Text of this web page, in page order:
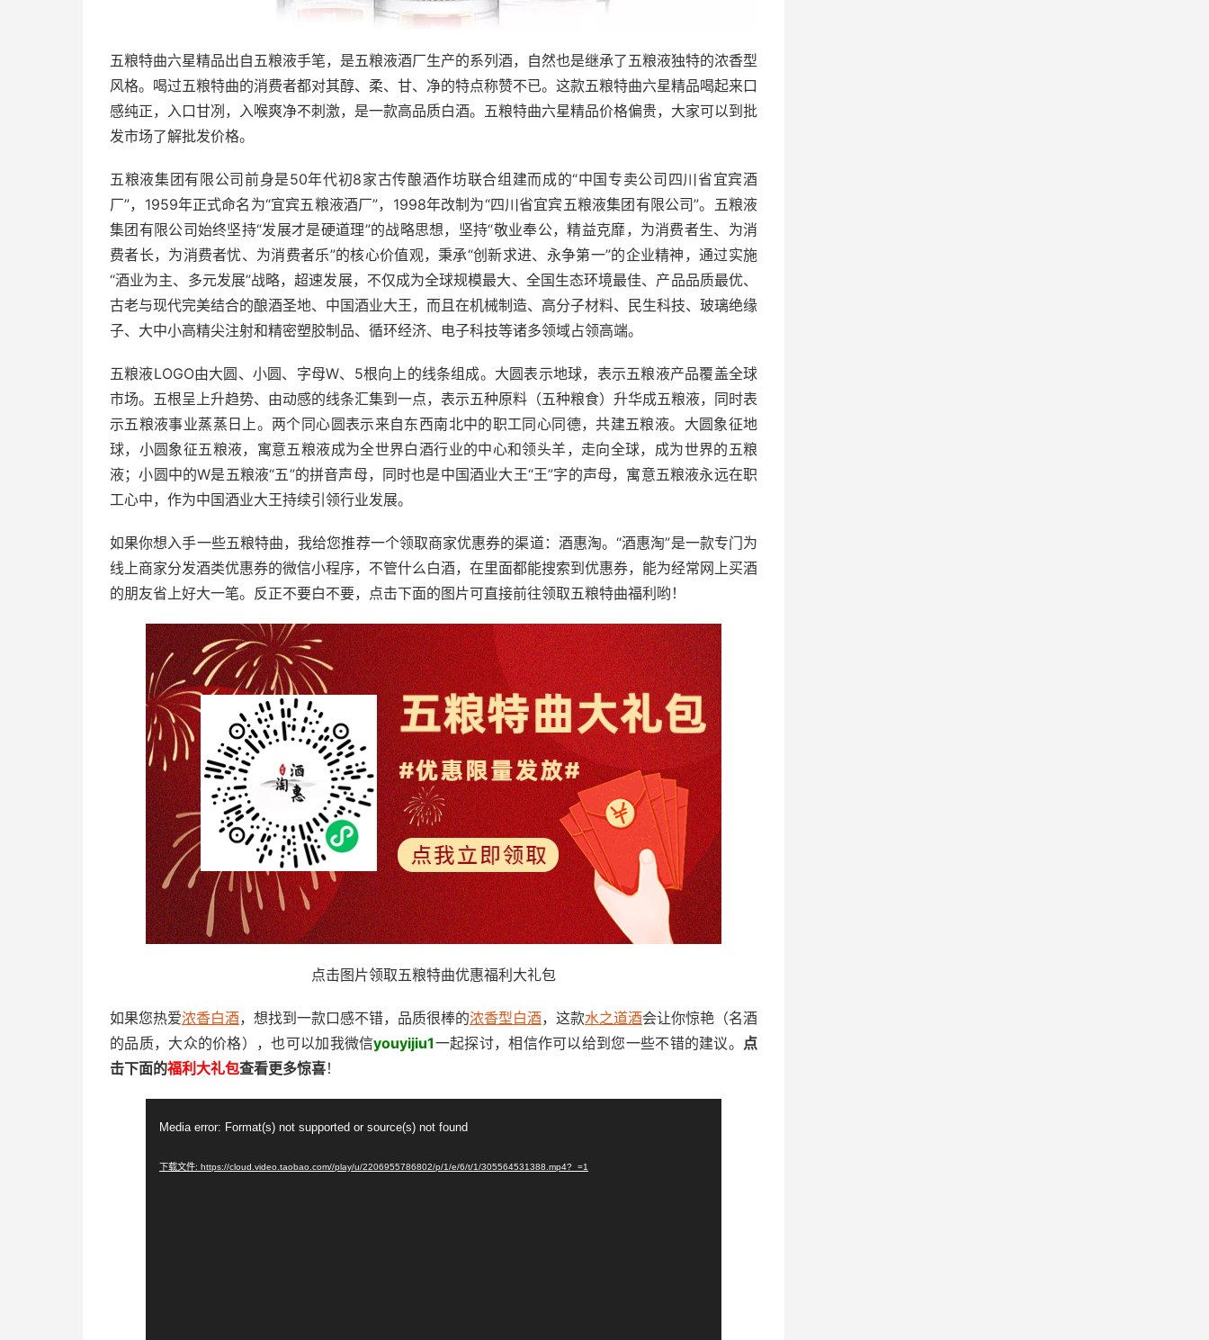
五粮特曲六星精品出自五粮液手笔，是五粮液酒厂生产的系列酒，自然也是继承了五粮液独特的浓香型
风格。喝过五粮特曲的消费者都对其醇、柔、甘、净的特点称赞不已。这款五粮特曲六星精品喝起来口
感纯正，入口甘冽，入喉爽净不刺激，是一款高品质白酒。五粮特曲六星精品价格偏贵，大家可以到批
发市场了解批发价格。
五粮液集团有限公司前身是50年代初8家古传酿酒作坊联合组建而成的“中国专卖公司四川省宜宾酒
厂”，1959年正式命名为“宜宾五粮液酒厂”，1998年改制为“四川省宜宾五粮液集团有限公司”。五粮液
集团有限公司始终坚持“发展才是硬道理”的战略思想，坚持“敬业奉公，精益克靡，为消费者生、为消
费者长，为消费者忧、为消费者乐”的核心价值观，秉承“创新求进、永争第一”的企业精神，通过实施
“酒业为主、多元发展”战略，超速发展，不仅成为全球规模最大、全国生态环境最佳、产品品质最优、
古老与现代完美结合的酿酒圣地、中国酒业大王，而且在机械制造、高分子材料、民生科技、玻璃绝缘
子、大中小高精尖注射和精密塑胶制品、循环经济、电子科技等诸多领域占领高端。
五粮液LOGO由大圆、小圆、字母W、5根向上的线条组成。大圆表示地球，表示五粮液产品覆盖全球
市场。五根呈上升趋势、由动感的线条汇集到一点，表示五种原料（五种粮食）升华成五粮液，同时表
示五粮液事业蒸蒸日上。两个同心圆表示来自东西南北中的职工同心同德，共建五粮液。大圆象征地
球，小圆象征五粮液，寓意五粮液成为全世界白酒行业的中心和领头羊，走向全球，成为世界的五粮
液；小圆中的W是五粮液“五”的拼音声母，同时也是中国酒业大王“王”字的声母，寓意五粮液永远在职
工心中，作为中国酒业大王持续引领行业发展。
如果你想入手一些五粮特曲，我给您推荐一个领取商家优惠券的渠道：酒惠淘。“酒惠淘”是一款专门为
线上商家分发酒类优惠券的微信小程序，不管什么白酒，在里面都能搜索到优惠券，能为经常网上买酒
的朋友省上好大一笔。反正不要白不要，点击下面的图片可直接前往领取五粮特曲福利哟！
点击图片领取五粮特曲优惠福利大礼包
如果您热爱浓香白酒，想找到一款口感不错，品质很棒的浓香型白酒，这款水之道酒会让你惊艳（名酒
的品质，大众的价格），也可以加我微信youyijiu1一起探讨，相信作可以给到您一些不错的建议。 点
击下面的福利大礼包查看更多惊喜！
Media error: Format(s) not supported or source(s) not found
下载文件: https://cloud.video.taobao.com//play/u/2206955786802/p/1/e/6/t/1/305564531388.mp4?_=1